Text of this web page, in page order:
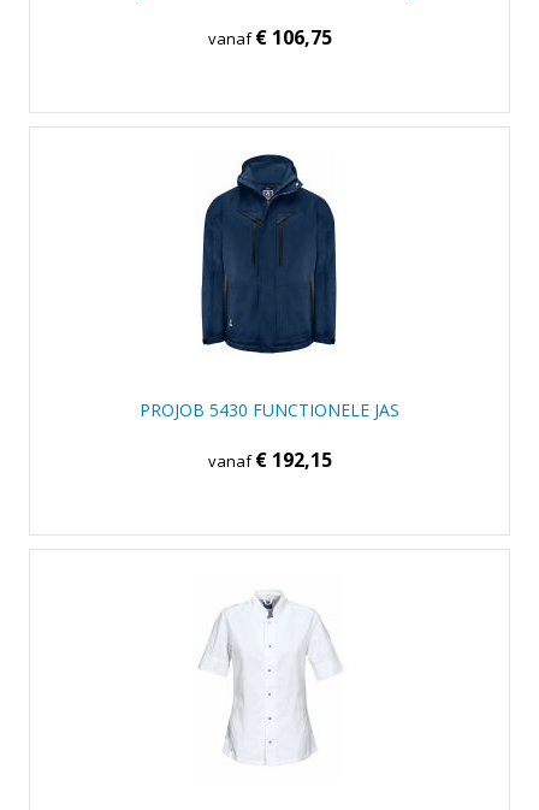
vanaf€ 106,75
PROJOB 5430 FUNCTIONELE JAS
vanaf€ 192,15